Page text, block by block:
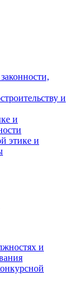
и
и
этике и
и